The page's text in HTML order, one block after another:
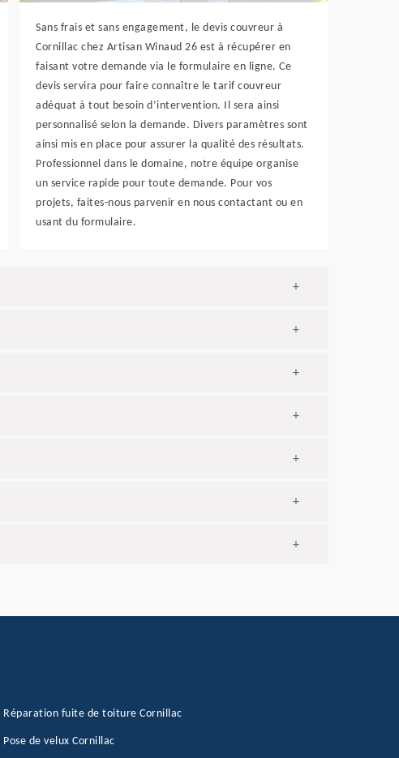
Sans frais et sans engagement, le devis couvreur à
Cornillac chez Artisan Winaud 26 est à récupérer en
faisant votre demande via le formulaire en ligne. Ce
devis servira pour faire connaître le tarif couvreur
adéquat à tout besoin d’intervention. Il sera ainsi
personnalisé selon la demande. Divers paramètres sont
ainsi mis en place pour assurer la qualité des résultats.
Professionnel dans le domaine, notre équipe organise
un service rapide pour toute demande. Pour vos
projets, faites-nous parvenir en nous contactant ou en
usant du formulaire.
+
+
+
+
+
+
+
Réparation fuite de toiture Cornillac
Pose de velux Cornillac